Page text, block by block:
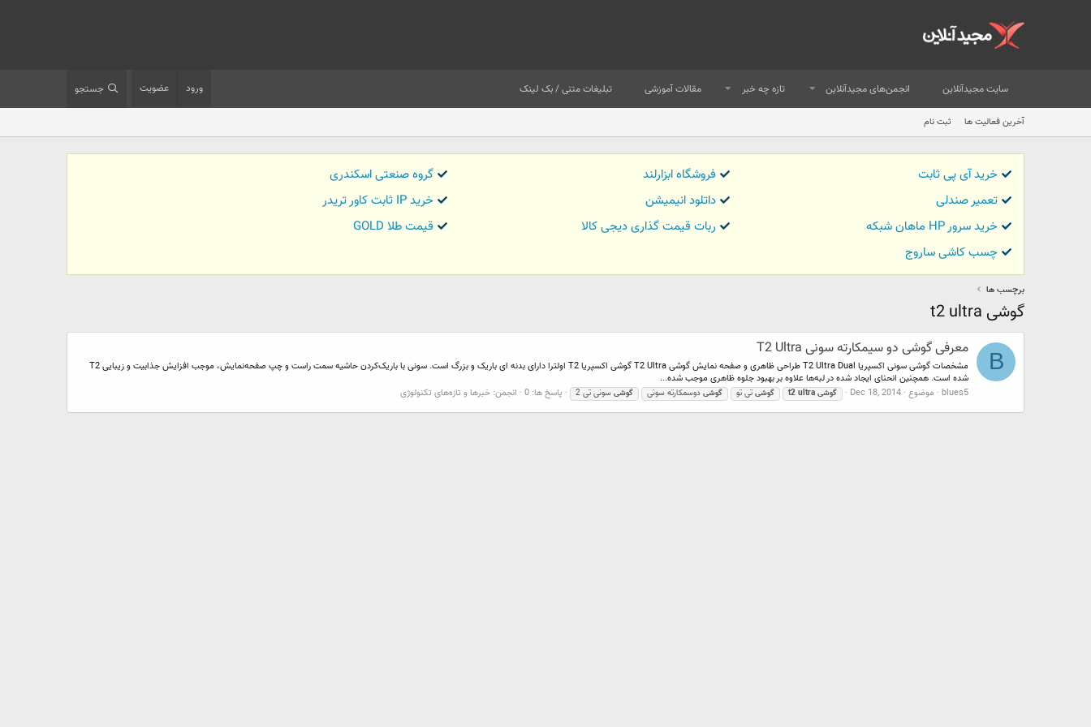
سایت مجیدآنلاین انجمن‌های مجیدآنلاین تازه چه خبر مقالات آموزشی تبلیغات متنی / بک لینک ورود عضویت جستجو
آخرین فعالیت ها ثبت نام
خرید آی پی ثابت فروشگاه ابزارلند
گروه صنعتی اسکندری
تعمیر صندلی
داتلود انیمیشن
خرید IP ثابت کاور تریدر
خرید سرور HP ماهان شبکه
ربات قیمت گذاری دیجی کالا
قیمت طلا GOLD
چسب کاشی ساروج
برچسب ها
گوشی t2 ultra
B
معرفی گوشی دو سیمکارته سونی T2 Ultra
مشخصات گوشی سونی اکسپریا T2 Ultra Dual طراحی ظاهری و صفحه نمایش گوشی T2 Ultra گوشی اکسپریا T2 اولترا دارای بدنه ای باریک و بزرگ است. سونی با باریک‌‌کردن حاشیه سمت راست و چپ صفحه‌نمایش، موجب افزایش جذابیت و زیبایی T2
شده است. همچنین انحنای ایجاد شده در لبه‌ها علاوه بر بهبود جلوه ظاهری موجب شده...
blues5 موضوع Dec 18, 2014 گوشی t2 ultra گوشی تی تو گوشی دوسمکارته سونی گوشی سونی تی 2 پاسخ ها: 0 انجمن: خبرها و تازه‌های تکنولوژی